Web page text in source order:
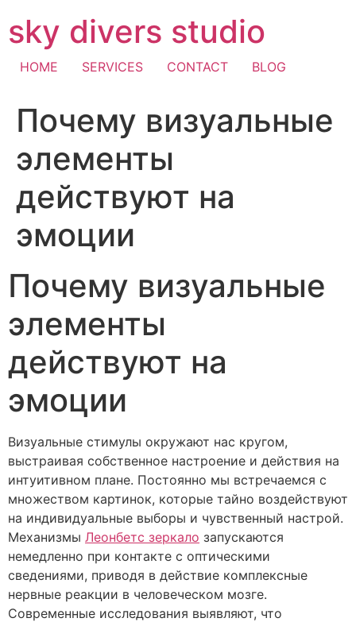
to
content
sky divers studio
HOME SERVICES CONTACT BLOG
Почему визуальные
элементы
действуют на
эмоции
Почему визуальные
элементы
действуют на
эмоции
Визуальные стимулы окружают нас кругом,
выстраивая собственное настроение и действия на
интуитивном плане. Постоянно мы встречаемся с
множеством картинок, которые тайно воздействуют
на индивидуальные выборы и чувственный настрой.
Механизмы Леонбетс зеркало запускаются
немедленно при контакте с оптическими
сведениями, приводя в действие комплексные
нервные реакции в человеческом мозге.
Современные исследования выявляют, что